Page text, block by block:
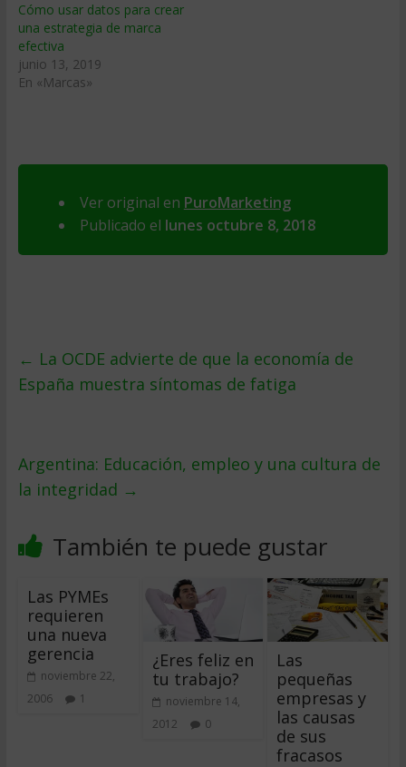
Cómo usar datos para crear
una estrategia de marca
efectiva
junio 13, 2019
En «Marcas»
Ver original en PuroMarketing
Publicado el lunes octubre 8, 2018
← La OCDE advierte de que la economía de
España muestra síntomas de fatiga
Argentina: Educación, empleo y una cultura de
la integridad →
También te puede gustar
Las PYMEs
requieren
una nueva
gerencia
noviembre 22,
2006
1
¿Eres feliz en
tu trabajo?
noviembre 14,
2012
0
Las
pequeñas
empresas y
las causas
de sus
fracasos